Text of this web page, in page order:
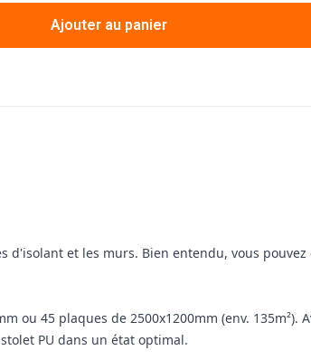
Ajouter au panier
d'isolant et les murs. Bien entendu, vous
ou 45 plaques de 2500x1200mm (env. 135m²).
PU dans un état optimal.